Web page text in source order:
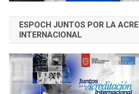
ESPOCH JUNTOS POR LA
INTERNACIONAL